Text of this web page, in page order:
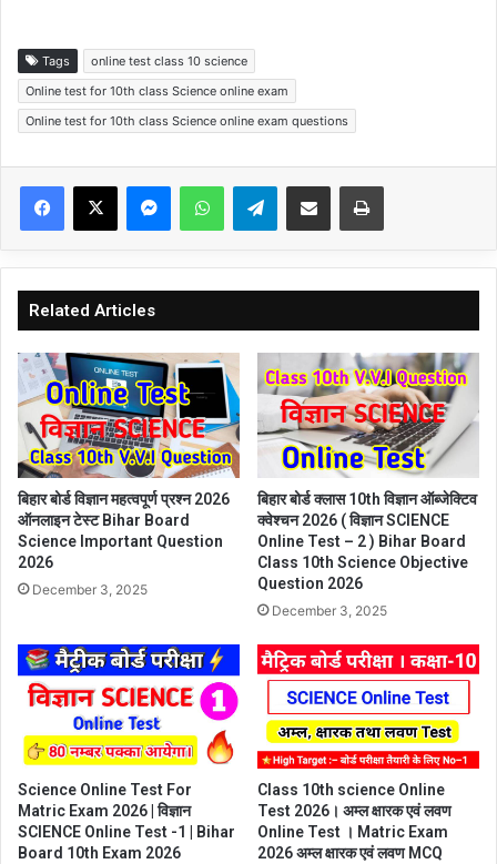
Tags
online test class 10 science
Online test for 10th class Science online exam
Online test for 10th class Science online exam questions
Facebook
X MessengerWhatsAppTelegramShare via Email Print
Related Articles
बिहार बोर्ड विज्ञान महत्वपूर्ण प्रश्न 2026
ऑनलाइन टेस्ट Bihar Board
Science Important Question
2026
December 3, 2025
बिहार बोर्ड क्लास 10th विज्ञान ऑब्जेक्टिव
क्वेश्चन 2026 ( विज्ञान SCIENCE
Online Test – 2 ) Bihar Board
Class 10th Science Objective
Question 2026
December 3, 2025
Science Online Test For
Matric Exam 2026 | विज्ञान
SCIENCE Online Test -1 | Bihar
Board 10th Exam 2026
Class 10th science Online
Test 2026। अम्ल क्षारक एवं लवण
Online Test । Matric Exam
2026 अम्ल क्षारक एवं लवण MCQ